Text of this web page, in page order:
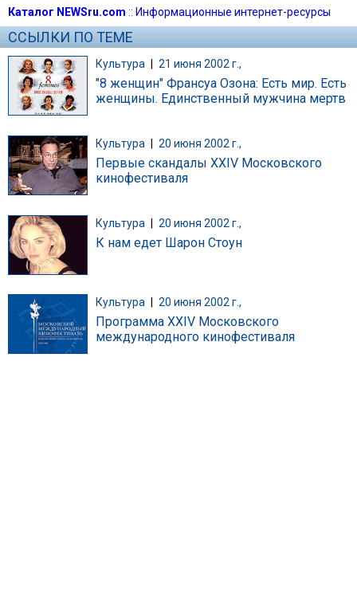
Каталог NEWSru.com :: Информационные интернет-ресурсы
ССЫЛКИ ПО ТЕМЕ
Культура | 21 июня 2002 г.,
"8 женщин" Франсуа Озона: Есть мир. Есть
женщины. Единственный мужчина мертв
Культура 20 июня 2002 г.,
Первые скандалы XXIV Московского
кинофестиваля
Культура 20 июня 2002 г.,
К нам едет Шарон Стоун
Культура 20 июня 2002 г.,
Программа XXIV Московского
международного кинофестиваля